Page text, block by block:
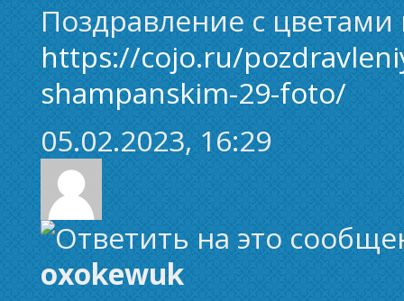
Поздравление с
https://cojo.ru/
shampanskim-29-foto/
05.02.2023, 16:29
oxokewuk